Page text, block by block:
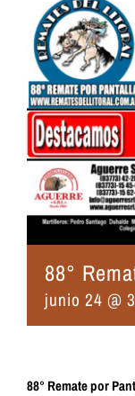
88°
junio 24 @
88° Remate por